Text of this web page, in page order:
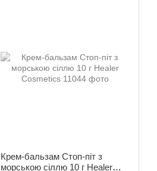
Крем-бальзам Стоп-піт з
морською сіллю 10 г Healer